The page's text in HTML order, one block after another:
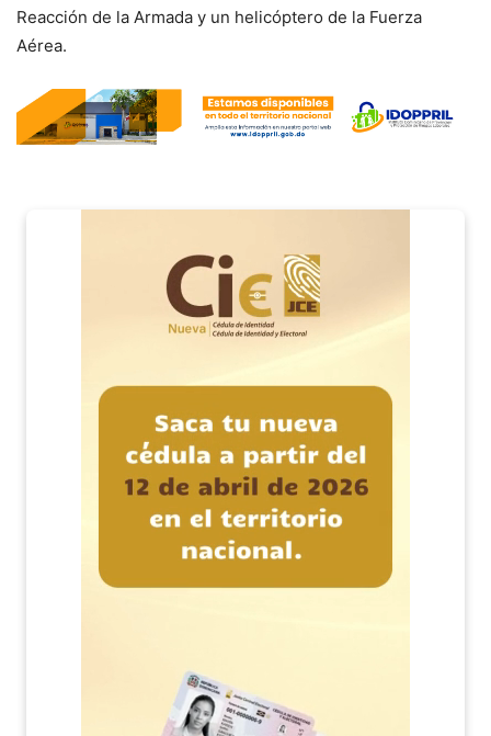
Reacción de la Armada y un helicóptero de la Fuerza
Aérea.